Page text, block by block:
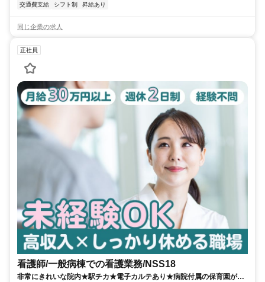
交通費支給 シフト制 昇給あり
同じ企業の求人
正社員
看護師/一般病棟での看護業務/NSS18
非常にきれいな院内★駅チカ★電子カルテあり★病院付属の保育園があ